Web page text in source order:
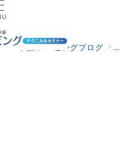
関節ムービングブログ ほ